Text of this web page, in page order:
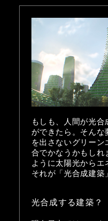
もしも、人間が光合
ができたら。そんな
を出さないグリーン
合でかなうかもしれ
ように太陽光からエ
それが「光合成建築
光合成する建築？